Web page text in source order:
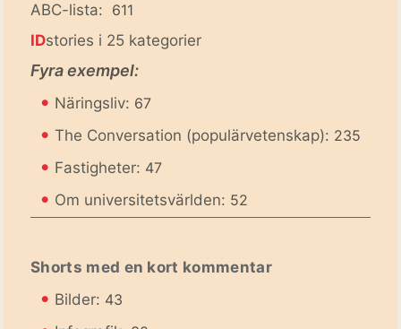
ABC-lista: 611
IDstories i 25 kategorier
Fyra exempel:
• Näringsliv: 67
• The Conversation (populärvetenskap): 235
• Fastigheter: 47
• Om universitetsvärlden: 52
Shorts med en kort kommentar
• Bilder: 43